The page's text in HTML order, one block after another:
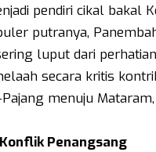
pendiri cikal bakal
putranya,
luput dari
secara kritis
menuju
Penangsang